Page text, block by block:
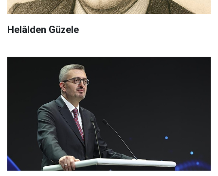
Helâlden Güzele